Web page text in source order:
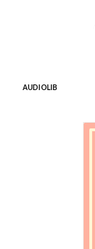
AUDIOLIB